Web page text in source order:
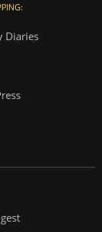
Diaries